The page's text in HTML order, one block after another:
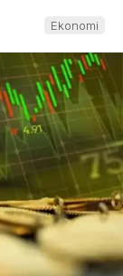
Ekonomi